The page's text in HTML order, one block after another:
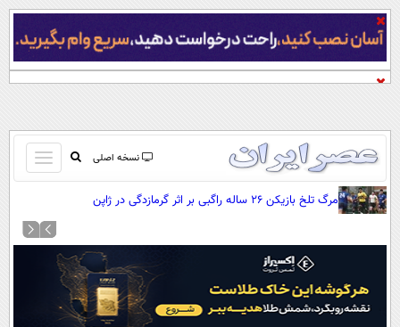
نسخه اصلی
باز
و
کردن
صفحه اول
آرشیو
نظرسنجی
آب و هوا
مرگ تلخ بازیکن ۲۶ ساله راگبی بر اثر گرمازدگی در ژاپن